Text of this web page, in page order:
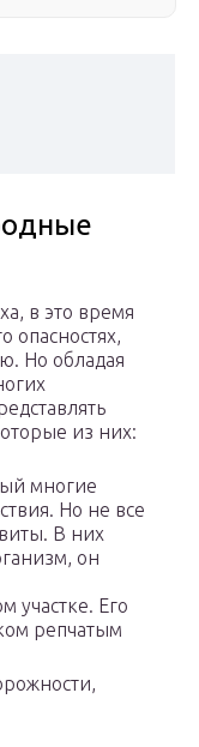
в это время
опасностях,
Но обладая
из них:
многие
Но не все
В них
он
участке. Его
репчатым